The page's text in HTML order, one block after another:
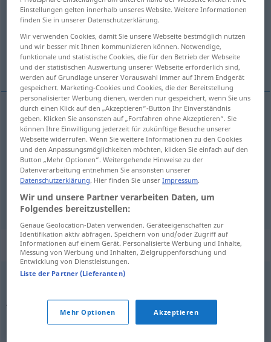
Übersicht aller Übersetzungen
(Für mehr Details die Übersetzung anklicken/antippen)
Ablehnung, Weigerung, Verweigerung
Ablehnungf refus
Weigerungf refus
Verweigerungf refus d’une autorisation, etc
Beispielsätze für "refus"
jemandem eine klare, eindeutigeAbsageerteilen
schlankweg
Einstellungen gelten innerhalb unseres Website. Weitere Informationen
finden Sie in unserer Datenschutzerklärung.
Wir verwenden Cookies, damit Sie unsere Webseite bestmöglich nutzen
und wir besser mit Ihnen kommunizieren können. Notwendige,
funktionale und statistische Cookies, die für den Betrieb der Webseite
und der statistischen Auswertung unserer Webseite erforderlich sind,
werden auf Grundlage unserer Vorauswahl immer auf Ihrem Endgerät
gespeichert. Marketing-Cookies und Cookies, die der Bereitstellung
personalisierter Werbung dienen, werden nur gespeichert, wenn Sie uns
durch einen Klick auf den „Akzeptieren“-Button Ihr Einverständnis
geben. Klicken Sie ansonsten auf „Fortfahren ohne Akzeptieren“. Sie
können Ihre Einwilligung jederzeit für zukünftige Besuche unserer
Webseite widerrufen. Wenn Sie weitere Informationen zu den Cookies
und den Anpassungsmöglichkeiten möchten, klicken Sie einfach auf den
Button „Mehr Optionen“. Weitergehende Hinweise zu der
Datenverarbeitung entnehmen Sie ansonsten unserer
Datenschutzerklärung. Hier finden Sie unserImpressum.
Wir und unsere Partner verarbeiten Daten, um
Folgendes bereitzustellen:
Genaue Geolocation-Daten verwenden. Geräteeigenschaften zur
Identifikation aktiv abfragen. Speichern von und/oder Zugriff auf
Informationen auf einem Gerät. Personalisierte Werbung und Inhalte,
Messung von Werbung und Inhalten, Zielgruppenforschung und
Entwicklung von Dienstleistungen.
Liste der Partner (Lieferanten)
Mehr Optionen Akzeptieren